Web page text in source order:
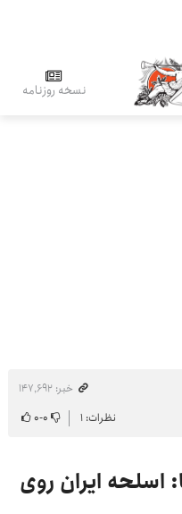
نسخه روزنامه
خبر: ۱۴۷٬۶۹۲
نظرات: ۱ ۰-۰
اسلحه ایران روی